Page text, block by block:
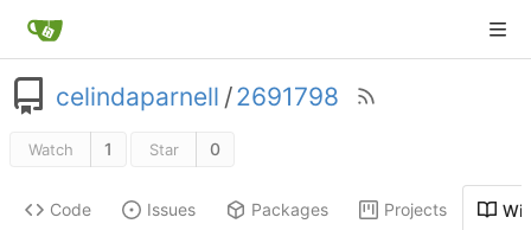
celindaparnell /2691798
Watch 1 Star 0
Code Issues Packages Projects